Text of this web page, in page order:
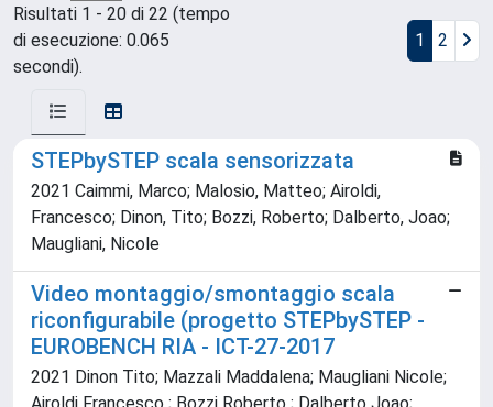
Risultati 1 - 20 di 22 (tempo
di esecuzione: 0.065
secondi).
1 2
STEPbySTEP scala sensorizzata
2021 Caimmi, Marco; Malosio, Matteo; Airoldi,
Francesco; Dinon, Tito; Bozzi, Roberto; Dalberto, Joao;
Maugliani, Nicole
Video montaggio/smontaggio scala
riconfigurabile (progetto STEPbySTEP -
EUROBENCH RIA - ICT-27-2017
2021 Dinon Tito; Mazzali Maddalena; Maugliani Nicole;